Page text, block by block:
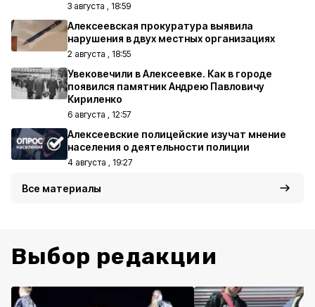
3 августа , 18:59
Алексеевская прокуратура выявила
нарушения в двух местных организациях
2 августа , 18:55
Увековечили в Алексеевке. Как в городе
появился памятник Андрею Павловичу
Кириленко
6 августа , 12:57
Алексеевские полицейские изучат мнение
населения о деятельности полиции
4 августа , 19:27
Все материалы
Выбор редакции